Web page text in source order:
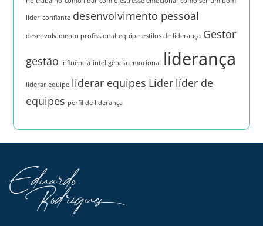
líder confiante desenvolvimento pessoal
desenvolvimento profissional equipe estilos de liderança Gestor
gestão influência inteligência emocional liderança
liderar equipe liderar equipes Líder líder de
equipes perfil de liderança